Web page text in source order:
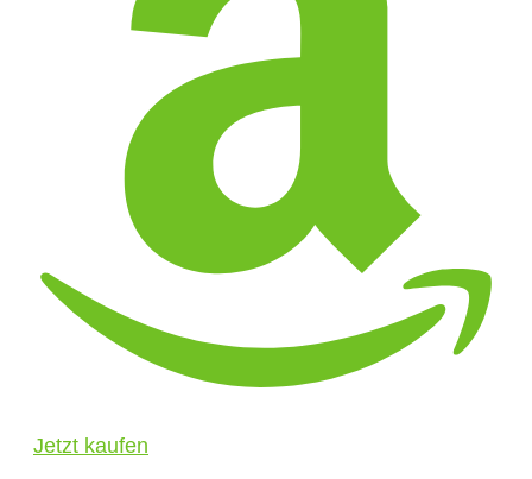
Jetzt kaufen